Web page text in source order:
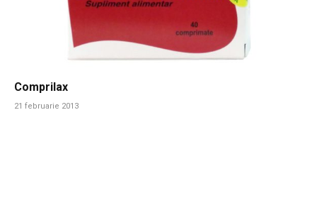
Comprilax
21 februarie 2013